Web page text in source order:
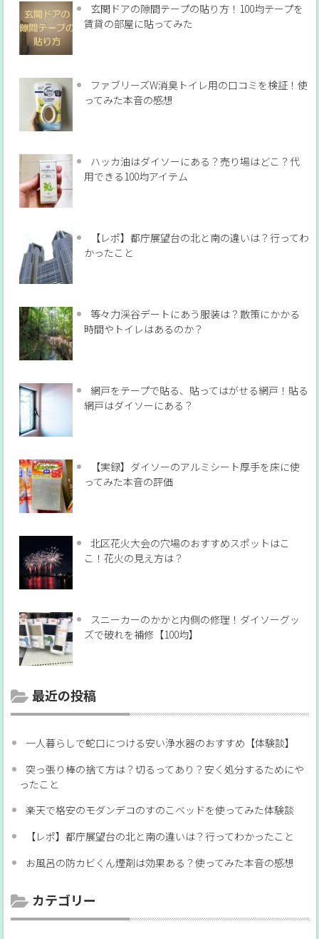
玄関ドアの隙間テープの貼り方！100均テープを
賃貸の部屋に貼ってみた
ファブリーズW消臭トイレ用の口コミを検証！使
ってみた本音の感想
ハッカ油はダイソーにある？売り場はどこ？代
用できる100均アイテム
【レポ】都庁展望台の北と南の違いは？行ってわ
かったこと
等々力渓谷デートにあう服装は？散策にかかる
時間やトイレはあるのか？
網戸をテープで貼る、貼ってはがせる網戸！貼る
網戸はダイソーにある？
【実録】ダイソーのアルミシート厚手を床に使
ってみた本音の評価
北区花火大会の穴場のおすすめスポットはこ
こ！花火の見え方は？
スニーカーのかかと内側の修理！ダイソーグッ
ズで破れを補修【100均】
最近の投稿
一人暮らしで蛇口につける安い浄水器のおすすめ【体験談】
突っ張り棒の捨て方は？切るってあり？安く処分するためにや
ったこと
楽天で格安のモダンデコのすのこベッドを使ってみた体験談
【レポ】都庁展望台の北と南の違いは？行ってわかったこと
お風呂の防カビくん煙剤は効果ある？使ってみた本音の感想
カテゴリー